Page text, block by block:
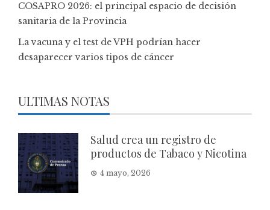
COSAPRO 2026: el principal espacio de decisión
sanitaria de la Provincia
La vacuna y el test de VPH podrían hacer
desaparecer varios tipos de cáncer
ULTIMAS NOTAS
Salud crea un registro de
productos de Tabaco y Nicotina
4 mayo, 2026